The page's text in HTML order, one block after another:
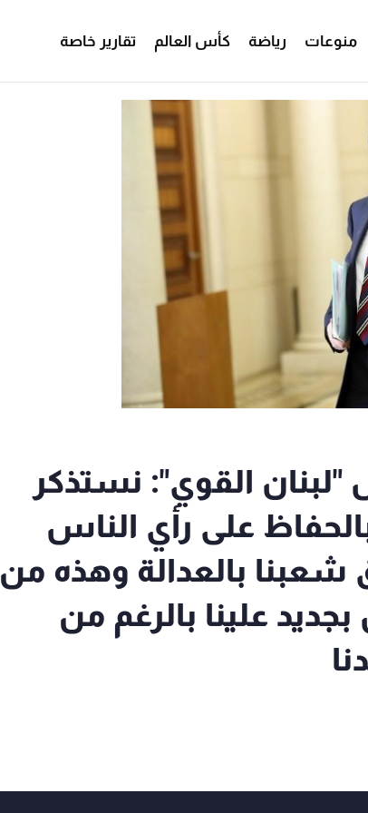
منوعات رياضة كأس العالم تقارير خاصة
"لبنان القوي": نستذكر
بالحفاظ على رأي الناس
شعبنا بالعدالة وهذه من
علينا بالرغم من